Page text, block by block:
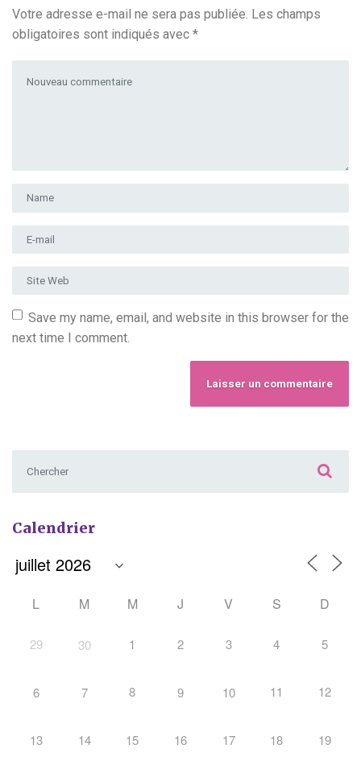
Votre adresse e-mail ne sera pas publiée. Les champs
obligatoires sont indiqués avec *
Prénom et nom
Adresse e-mail
Site Web
Save my name, email, and website in this browser for the
next time I comment.
Calendrier
L M M J V S D
29 30 1 2 3 4 5
6 7 8 9 10 11 12
13 14 15 16 17 18 19